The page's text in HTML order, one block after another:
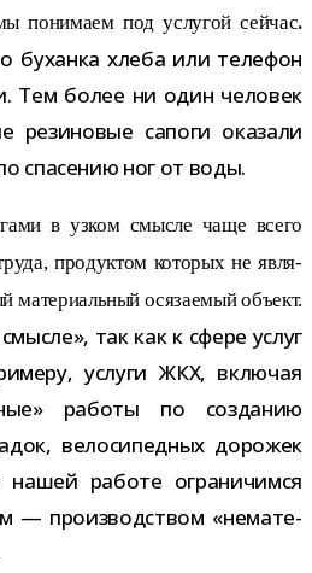
пони­маем под услу­гой сей­час.
буханка хлеба или теле­фон
Тем более ни один чело­век
рези­но­вые сапоги ока­зали
спа­се­нию ног от воды.
в узком смысле чаще всего
про­дук­том кото­рых не явля­
мате­ри­аль­ный ося­за­е­мый объ­ект.
так как к сфере услуг
услуги ЖКХ, вклю­чая
работы по созда­нию
вело­си­пед­ных доро­жек
работе огра­ни­чимся
— про­из­вод­ством «нема­те­